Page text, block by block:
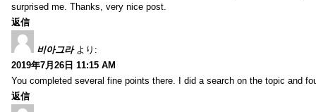
surprised me. Thanks, very nice post.
返信
비아그라 より:
2019年7月26日 11:15 AM
You completed several fine points there. I did a search on the topic and
返信